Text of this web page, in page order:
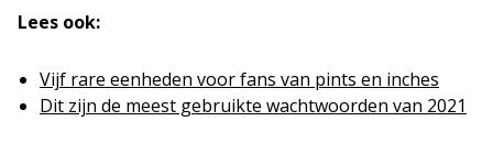
Lees ook:
Vijf rare eenheden voor fans van pints en inches
Dit zijn de meest gebruikte wachtwoorden van 2021